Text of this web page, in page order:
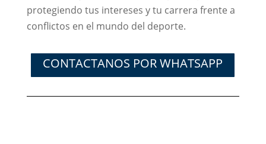
protegiendo tus intereses y tu carrera frente a
conflictos en el mundo del deporte.
CONTACTANOS POR WHATSAPP